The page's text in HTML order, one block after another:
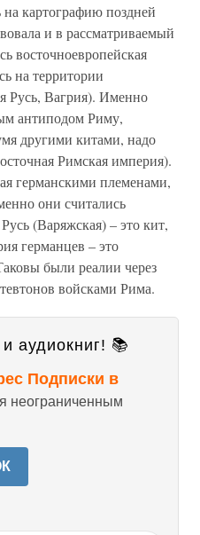
картографию поздней
и в рассматриваемый
восточноевропейская
на территории
Русь, Вагрия). Именно
антиподом Риму,
другими китами, надо
Римская империя).
германскими племенами,
они считались
(Варяжская) – это кит,
германцев – это
были реалии через
войсками Рима.
аудиокниг! 📚
Подписки в
неограниченным